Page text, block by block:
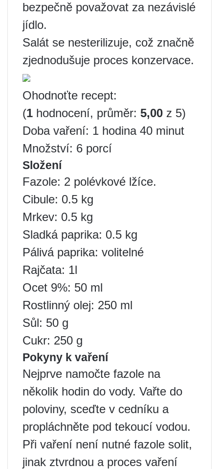
bezpečně považovat za nezávislé
jídlo.
Salát se nesterilizuje, což značně
zjednodušuje proces konzervace.
Ohodnoťte recept:
(1 hodnocení, průměr: 5,00 z 5)
Doba vaření: 1 hodina 40 minut
Množství: 6 porcí
Složení
Fazole: 2 polévkové lžíce.
Cibule: 0.5 kg
Mrkev: 0.5 kg
Sladká paprika: 0.5 kg
Pálivá paprika: volitelné
Rajčata: 1l
Ocet 9%: 50 ml
Rostlinný olej: 250 ml
Sůl: 50 g
Cukr: 250 g
Pokyny k vaření
Nejprve namočte fazole na
několik hodin do vody. Vařte do
poloviny, sceďte v cedníku a
propláchněte pod tekoucí vodou.
Při vaření není nutné fazole solit,
jinak ztvrdnou a proces vaření